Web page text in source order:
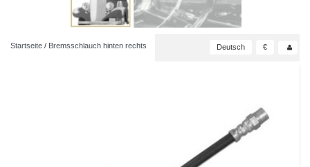
Startseite / Bremsschlauch hinten rechts Deutsch €